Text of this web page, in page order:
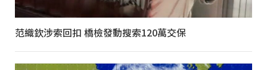
范織欽涉索回扣 橋檢發動搜索120萬交保